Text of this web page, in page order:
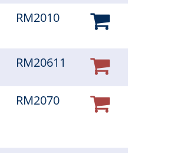
RM2010
RM20611
RM2070